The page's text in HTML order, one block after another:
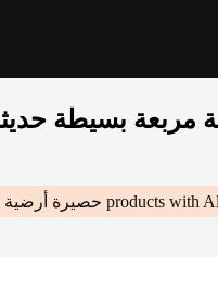
بسيطة حديثة
حصيرة أرضية products with